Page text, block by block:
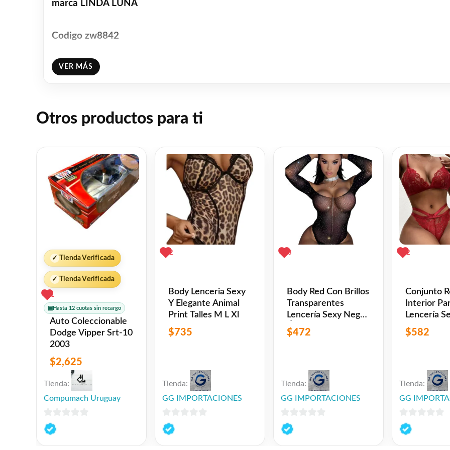
marca LINDA LUNA
Codigo zw8842
color blanco
Link
❤ME GUSTA0
👍 0 personas recomiendan este producto
VER MÁS
Otros productos para ti
✓ Tienda Verificada
✓ Tienda Verificada
1
▣Hasta 12 cuotas sin recargo
Auto Coleccionable
Dodge Vipper Srt-10
2003
$2,625
Tienda:
Compumach Uruguay
0
de
2
Body Lenceria Sexy
Y Elegante Animal
Print Talles M L Xl
$735
Tienda:
GG IMPORTACIONES
0
de
3
Body Red Con Brillos
Transparentes
Lencería Sexy Negro
Único
$472
Tienda:
GG IMPORTACIONES
0
de
2
Conjunto
Interior
Lencería
Rojo M
$582
Tienda:
GG
0
de